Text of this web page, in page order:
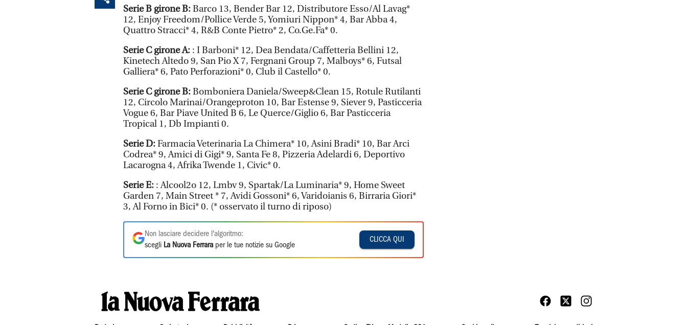
Serie B girone B:Barco 13, Bender Bar 12, Distributore Esso/Al Lavag*
12, Enjoy Freedom/Pollice Verde 5, Yomiuri Nippon* 4, Bar Abba 4,
Quattro Stracci* 4, R&B Conte Pietro* 2, Co.Ge.Fa* 0.
Serie C girone A: : I Barboni* 12, Dea Bendata/Caffetteria Bellini 12,
Kinetech Altedo 9, San Pio X 7, Fergnani Group 7, Malboys* 6, Futsal
Galliera* 6, Pato Perforazioni* 0, Club il Castello* 0.
Serie C girone B:Bomboniera Daniela/Sweep&Clean 15, Rotule Rutilanti
12, Circolo Marinai/Orangeproton 10, Bar Estense 9, Siever 9, Pasticceria
Vogue 6, Bar Piave United B 6, Le Querce/Giglio 6, Bar Pasticceria
Tropical 1, Db Impianti 0.
Serie D:Farmacia Veterinaria La Chimera* 10, Asini Bradi* 10, Bar Arci
Codrea* 9, Amici di Gigi* 9, Santa Fe 8, Pizzeria Adelardi 6, Deportivo
Lacarogna 4, Afrika Twende 1, Civic* 0.
Serie E: : Alcool2o 12, Lmbv 9, Spartak/La Luminaria* 9, Home Sweet
Garden 7, Main Street * 7, Avidi Gossoni* 6, Varidoianis 6, Birraria Giori*
3, Al Forno in Bici* 0. (* osservato il turno di riposo)
Non lasciare decidere l'algoritmo:
scegli La Nuova Ferrara per le tue notizie su Google
CLICCA QUI